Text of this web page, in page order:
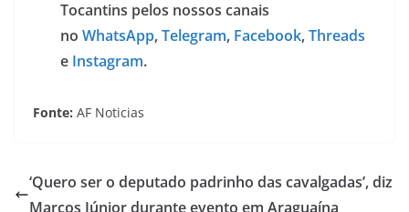
Tocantins pelos nossos canais
no WhatsApp,Telegram, Facebook,Threads
e Instagram.
Fonte: AF Noticias
‘Quero ser o deputado padrinho das cavalgadas’, diz
Marcos Júnior durante evento em Araguaína